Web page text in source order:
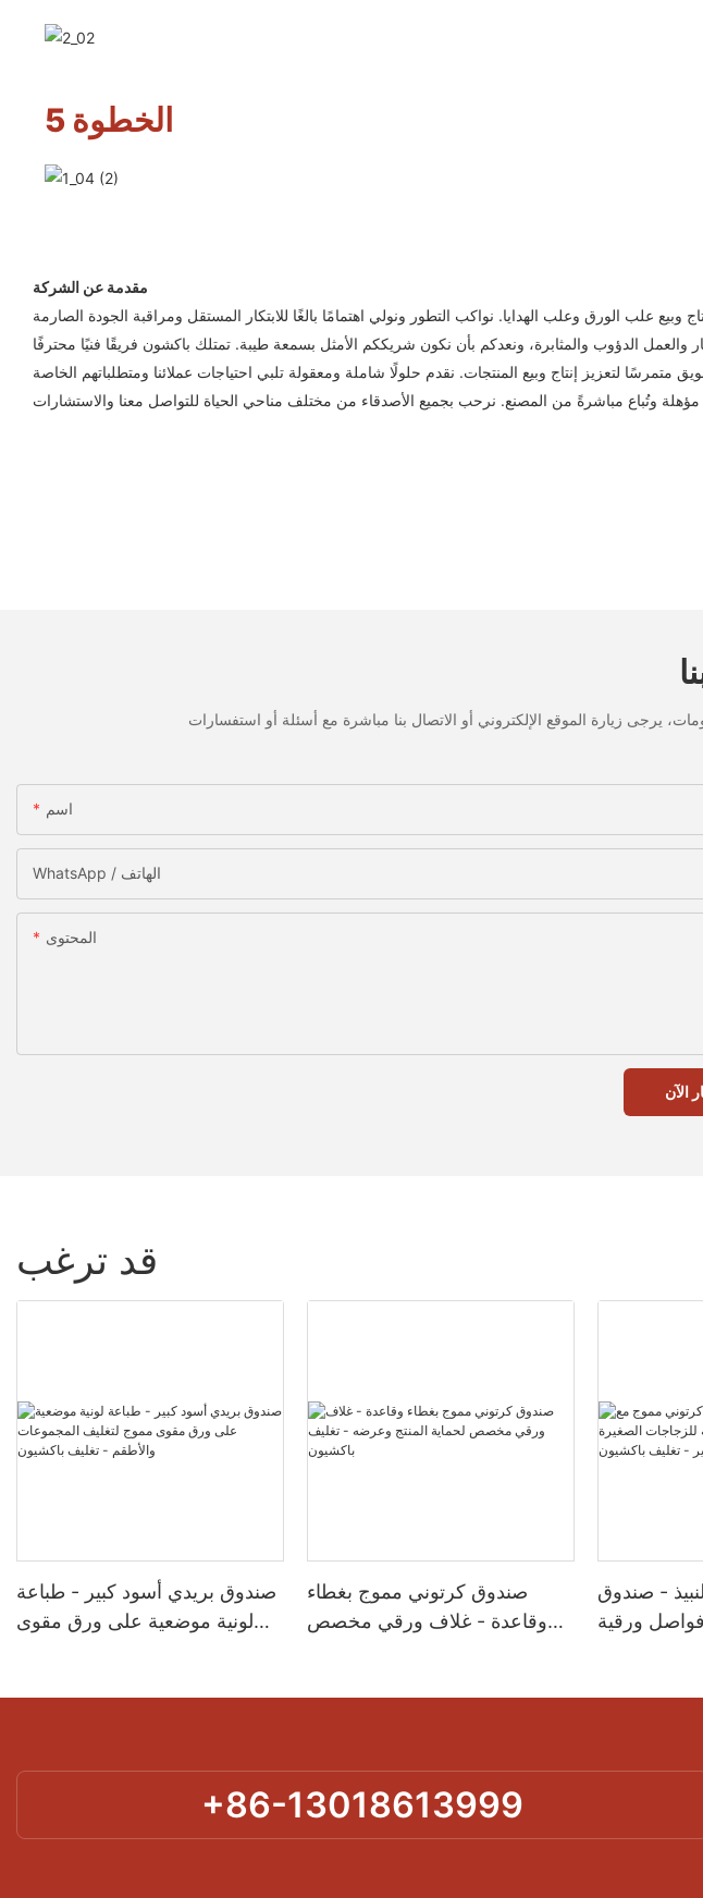
الخطوة 5
مقدمة عن الشركة
الورق وعلب الهدايا. نواكب التطور ونولي اهتمامًا بالغًا للابتكار المستقل ومراقبة الجودة الصارمة
والعمل الدؤوب والمثابرة، ونعدكم بأن نكون شريككم الأمثل بسمعة طيبة. تمتلك باكشون فريقًا فنيًا محترفًا
اسم
WhatsApp / الهاتف
المحتوى
الآن
قد ترغب
صندوق بريدي أسود كبير - طباعة
لونية موضعية على ورق مقوى
صندوق كرتوني مموج بغطاء
وقاعدة - غلاف ورقي مخصص
- صندوق
ورقية
+86-13018613999